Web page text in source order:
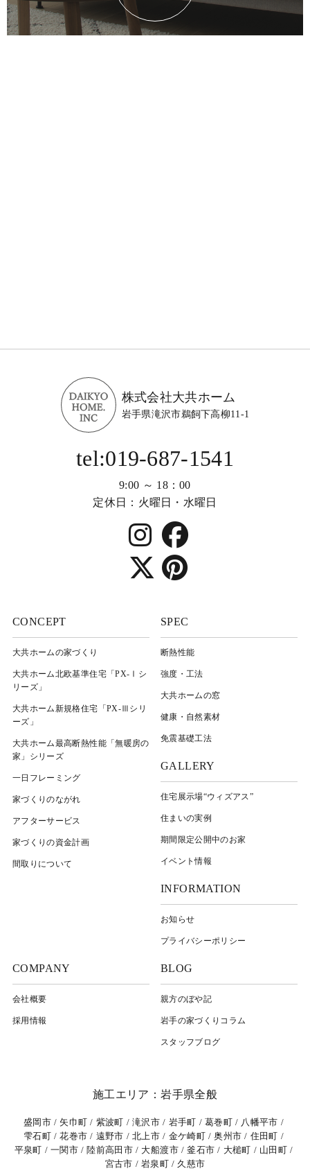
株式会社大共ホーム
岩手県滝沢市鵜飼下高柳11-1
tel:019-687-1541
9:00 ～ 18：00
定休日：火曜日・水曜日
CONCEPT
大共ホームの家づくり
大共ホーム北欧基準住宅「PX-Ⅰシ
リーズ」
大共ホーム新規格住宅「PX-Ⅲシリ
ーズ」
大共ホーム最高断熱性能「無暖房の
家」シリーズ
一日フレーミング
家づくりのながれ
アフターサービス
家づくりの資金計画
間取りについて
SPEC
断熱性能
強度・工法
大共ホームの窓
健康・自然素材
免震基礎工法
GALLERY
住宅展示場“ウィズアス”
住まいの実例
期間限定公開中のお家
イベント情報
INFORMATION
お知らせ
プライバシーポリシー
COMPANY
会社概要
採用情報
BLOG
親方のぼや記
岩⼿の家づくりコラム
スタッフブログ
施工エリア：岩手県全般
盛岡市 矢巾町 紫波町 滝沢市 岩手町 葛巻町
八幡平市
雫石町
花巻市 遠野市 北上市 金ケ崎町 奥州市
住田町
平泉町
一関市 陸前高田市 大船渡市 釜石市 大槌町
山田町
宮古市
岩泉町 久慈市